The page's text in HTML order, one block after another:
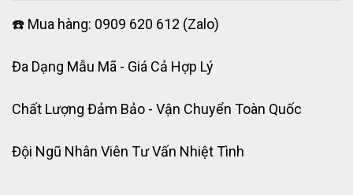
☎️ Mua hàng: 0909 620 612 (Zalo)
Đa Dạng Mẫu Mã - Giá Cả Hợp Lý
Chất Lượng Đảm Bảo - Vận Chuyển Toàn Quốc
Đội Ngũ Nhân Viên Tư Vấn Nhiệt Tình